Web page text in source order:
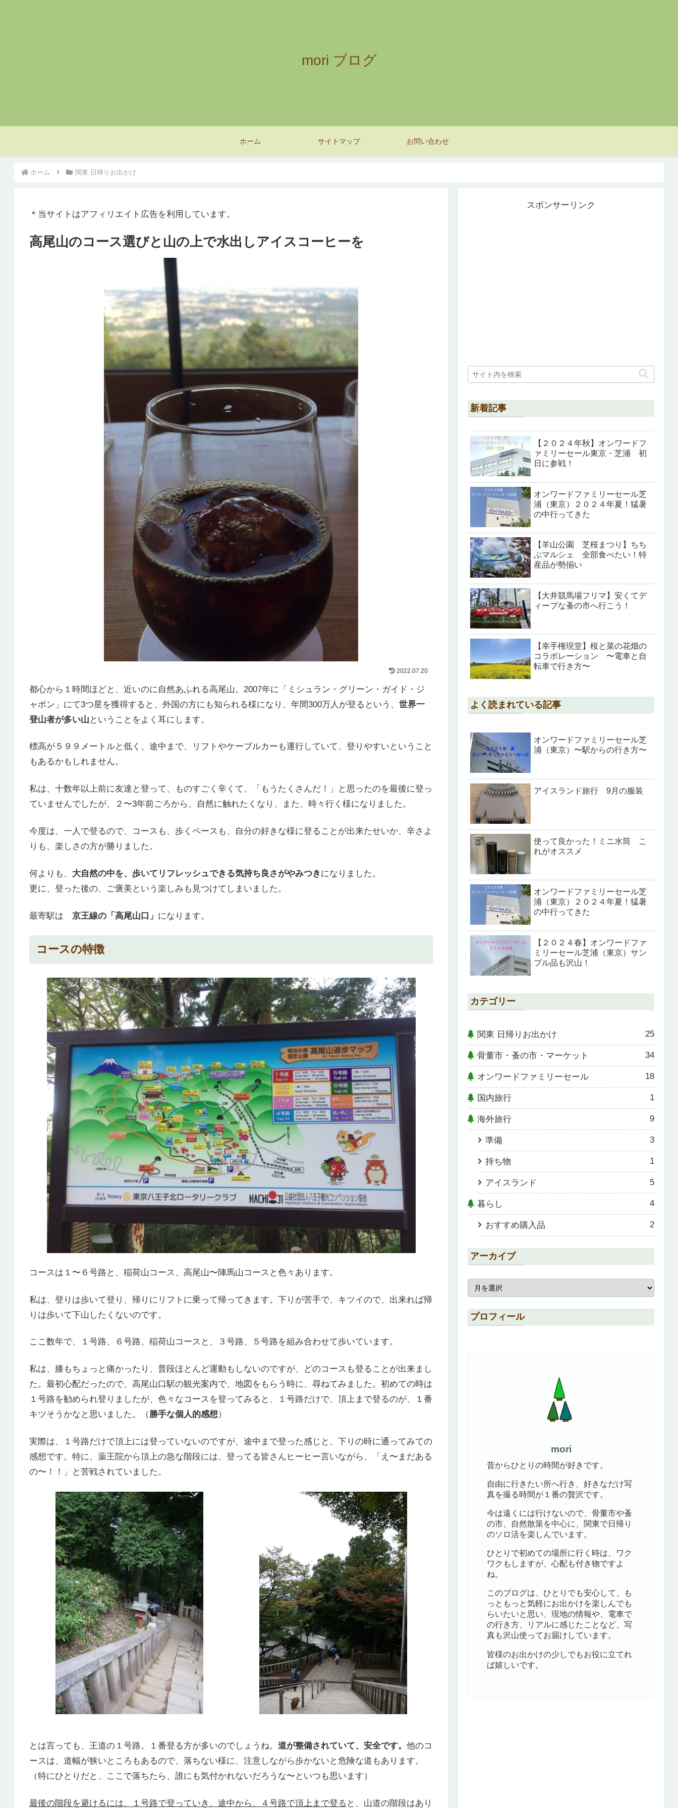
mori ブログ
ホーム サイトマップ お問い合わせ
ホーム 関東 日帰りお出かけ
＊当サイトはアフィリエイト広告を利用しています。
高尾山のコース選びと山の上で水出しアイスコーヒーを
2022.07.20
都心から１時間ほどと、近いのに自然あふれる高尾山。2007年に「ミシュラン・グリーン・ガイド・ジ
ャポン」にて3つ星を獲得すると、外国の方にも知られる様になり、年間300万人が登るという、 世界一
登山者が多い山 ということをよく耳にします。
標高が５９９メートルと低く、途中まで、リフトやケーブルカーも運行していて、登りやすいということ
もあるかもしれません。
私は、十数年以上前に友達と登って、ものすごく辛くて、「もうたくさんだ！」と思ったのを最後に登っ
ていませんでしたが、２〜3年前ごろから、自然に触れたくなり、また、時々行く様になりました。
今度は、一人で登るので、コースも、歩くペースも、自分の好きな様に登ることが出来たせいか、辛さよ
りも、楽しさの方が勝りました。
何よりも、 大自然の中を、歩いてリフレッシュできる気持ち良さがやみつき になりました。
更に、登った後の、ご褒美という楽しみも見つけてしまいました。
最寄駅は 京王線の「高尾山口」 になります。
コースの特徴
コースは１〜６号路と、稲荷山コース、高尾山〜陣馬山コースと色々あります。
私は、登りは歩いて登り、帰りにリフトに乗って帰ってきます。下りが苦手で、キツイので、出来れば帰
りは歩いて下山したくないのです。
ここ数年で、１号路、６号路、稲荷山コースと、３号路、５号路を組み合わせて歩いています。
私は、膝もちょっと痛かったり、普段ほとんど運動もしないのですが、どのコースも登ることが出来まし
た。最初心配だったので、高尾山口駅の観光案内で、地図をもらう時に、尋ねてみました。初めての時は
１号路を勧められ登りましたが、色々なコースを登ってみると、１号路だけで、頂上まで登るのが、１番
キツそうかなと思いました。（勝手な個人的感想）
実際は、１号路だけで頂上には登っていないのですが、途中まで登った感じと、下りの時に通ってみての
感想です。特に、薬王院から頂上の急な階段には、登ってる皆さんヒーヒー言いながら、「え〜まだある
の〜！！」と苦戦されていました。
とは言っても、王道の１号路。１番登る方が多いのでしょうね。 道が整備されていて、安全です。 他のコ
ースは、道幅が狭いところもあるので、落ちない様に、注意しながら歩かないと危険な道もあります。
（特にひとりだと、ここで落ちたら、誰にも気付かれないだろうな〜といつも思います）
最後の階段を避けるには、１号路で登っていき、途中から、４号路で頂上まで登る と、山道の階段はあり
スポンサーリンク
新着記事
【２０２４年秋】オンワードフ
ァミリーセール東京・芝浦 初
日に参戦！
オンワードファミリーセール芝
浦（東京）２０２４年夏！猛暑
の中行ってきた
【羊山公園 芝桜まつり】ちち
ぶマルシェ 全部食べたい！特
産品が勢揃い
【大井競馬場フリマ】安くてデ
ィープな蚤の市へ行こう！
【幸手権現堂】桜と菜の花畑の
コラボレーション 〜電車と自
転車で行き方〜
よく読まれている記事
オンワードファミリーセール芝
浦（東京）〜駅からの行き方〜
アイスランド旅行 9月の服装
使って良かった！ミニ水筒 こ
れがオススメ
オンワードファミリーセール芝
浦（東京）２０２４年夏！猛暑
の中行ってきた
【２０２４春】オンワードファ
ミリーセール芝浦（東京）サン
プル品も沢山！
カテゴリー
関東 日帰りお出かけ 25
骨董市・蚤の市・マーケット 34
オンワードファミリーセール 18
国内旅行 1
海外旅行 9
準備 3
持ち物 1
アイスランド 5
暮らし 4
おすすめ購入品 2
アーカイブ
プロフィール
mori
昔からひとりの時間が好きです。
自由に行きたい所へ行き、好きなだけ写
真を撮る時間が１番の贅沢です。
今は遠くには行けないので、骨董市や蚤
の市、自然散策を中心に、関東で日帰り
のソロ活を楽しんでいます。
ひとりで初めての場所に行く時は、ワク
ワクもしますが、心配も付き物ですよ
ね。
このブログは、ひとりでも安心して、も
っともっと気軽にお出かけを楽しんでも
らいたいと思い、現地の情報や、電車で
の行き方、リアルに感じたことなど、写
真も沢山使ってお届けしています。
皆様のお出かけの少しでもお役に立てれ
ば嬉しいです。